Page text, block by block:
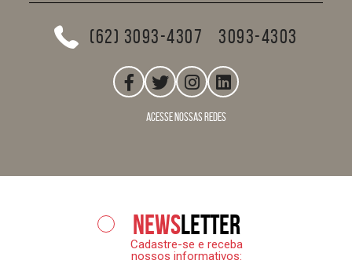
(62) 3093-4307 3093-4303
acesse nossas redes
Newsletter
Cadastre-se e receba
nossos informativos: